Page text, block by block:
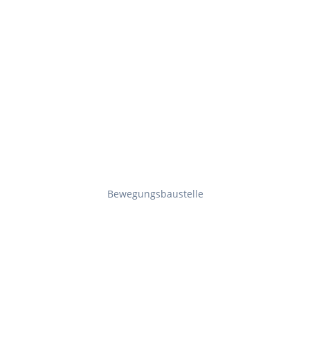
Bewegungsbaustelle